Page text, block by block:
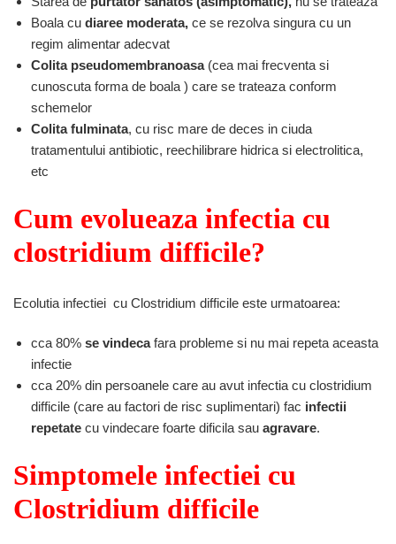
Boala cu diaree moderata, ce se rezolva singura cu un
regim alimentar adecvat
Colita pseudomembranoasa(cea mai frecventa si
cunoscuta forma de boala ) care se trateaza conform
schemelor
Colita fulminata, cu risc mare de deces in ciuda
tratamentului antibiotic, reechilibrare hidrica si electrolitica,
etc
Cum evolueaza infectia cu
clostridium difficile?
Ecolutia infectiei cu Clostridium difficile este urmatoarea:
cca 80% se vindecafara probleme si nu mai repeta aceasta
infectie
cca 20% din persoanele care au avut infectia cu clostridium
difficile (care au factori de risc suplimentari) fac infectii
repetate cu vindecare foarte dificila sau agravare.
Simptomele infectiei cu
Clostridium difficile